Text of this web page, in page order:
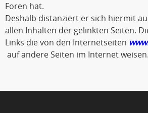
Foren hat.
Deshalb distanziert er sich hiermit
allen Inhalten der gelinkten Seiten.
Links die von den Internetseiten
auf andere Seiten im Internet weisen.